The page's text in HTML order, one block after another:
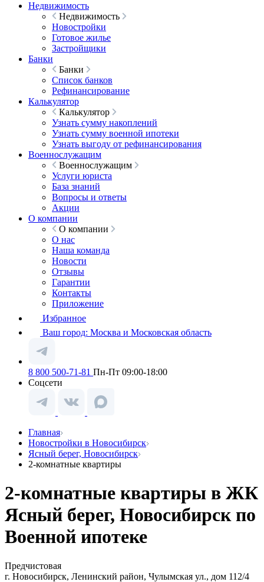
Недвижимость
Недвижимость
Новостройки
Готовое жилье
Застройщики
Банки
Банки
Список банков
Рефинансирование
Калькулятор
Калькулятор
Узнать сумму накоплений
Узнать сумму военной ипотеки
Узнать выгоду от рефинансирования
Военнослужащим
Военнослужащим
Услуги юриста
База знаний
Вопросы и ответы
Акции
О компании
О компании
О нас
Наша команда
Новости
Отзывы
Гарантии
Контакты
Приложение
Избранное
Ваш город: Москва и Московская область
8 800 500-71-81 Пн-Пт 09:00-18:00
Соцсети
Главная
Новостройки в Новосибирск
Ясный берег, Новосибирск
2-комнатные квартиры
2-комнатные квартиры в ЖК
Ясный берег, Новосибирск по
Военной ипотеке
Предчистовая
г. Новосибирск, Ленинский район, Чулымская ул., дом 112/4